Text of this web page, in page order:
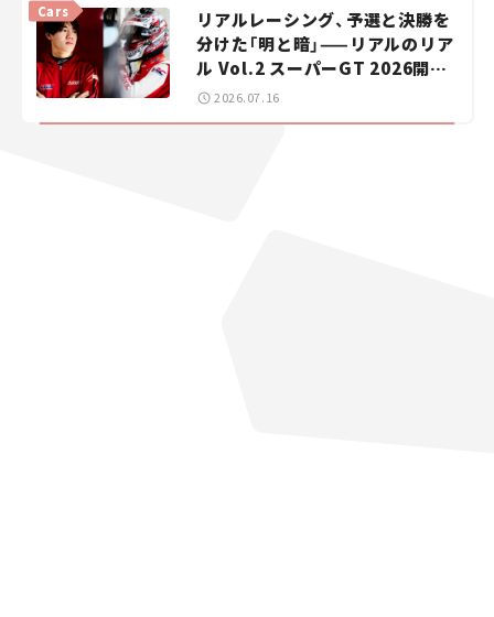
リアルレーシング、予選と決勝を
分けた「明と暗」——リアルのリア
ル Vol.2 スーパーGT 2026開幕
戦 岡山国際サーキット
Cars
2026.07.16